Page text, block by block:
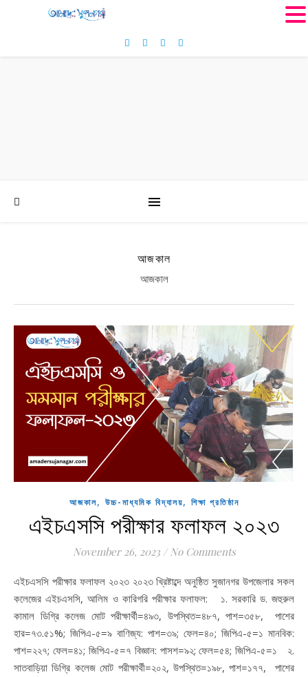
আজকাল
আজকাল
আজকাল, উচ্চ-মাধ্যমিক বিদ্যালয়, শিক্ষা প্রতিষ্ঠান
এইচএসসি পরীক্ষার ফলাফল ২০২৩
November 26, 2023 / No Comments
এইচএসসি পরীক্ষার ফলাফল ২০২৩ ২০২৩ খ্রিষ্টাব্দে অনুষ্ঠিত সুজানগর উপজেলার সকল
কলেজের এইচএসসি, আলিম ও কারিগরি পরীক্ষার ফলাফল: ১. সরকারি ড. জহুরুল
কামাল ডিগ্রি কলেজ মোট পরীক্ষার্থী=৪৯৩, উপস্থিত=৪৮৭, পাশ=৩৫৮, পাশের
হার=৭৩.৫১%; জিপিএ-৫=৯ বাণিজ্য: পাশ=৩৯; ফেল=৪০; জিপিএ-৫=১ মানবিক:
পাশ=২২৭; ফেল=৪১; জিপিএ-৫=৭ বিজ্ঞান: পাসশ=৯২; ফেল=৫৪; জিপিএ-৫=১ ২.
সাতবাড়িয়া ডিগ্রি কলেজ মোট পরীক্ষার্থী=২০২, উপস্থিত=১৯৮, পাশ=১৭৭, পাশের